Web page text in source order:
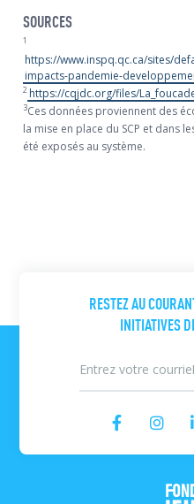
SOURCES
1
https://www.inspq.qc.ca/sites/
impacts-pandemie-
2 https://cqjdc.org/files/
3Ces données proviennent des
la mise en place du SCP et dans
été exposés au système.
RESTEZ AU
INITIATIVES